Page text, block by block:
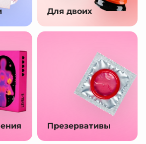
Для двоих
Презервативы